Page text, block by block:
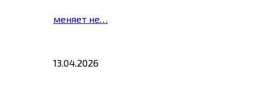
меняет не…
13.04.2026